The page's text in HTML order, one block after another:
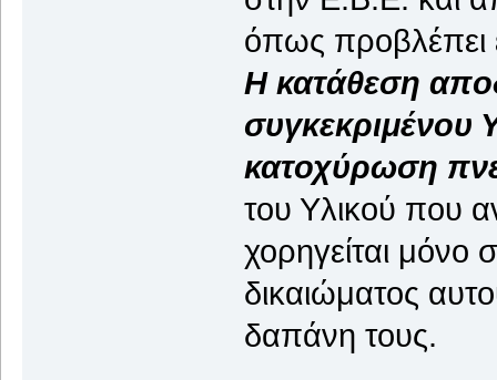
όπως προβλέπει
Η κατάθεση
συγκεκριμένου
κατοχύρωση
του Υλικού που
χορηγείται μόνο
δικαιώματος
δαπάνη τους.